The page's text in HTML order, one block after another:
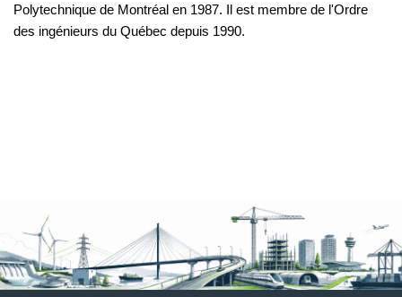
Polytechnique de Montréal en 1987. Il est membre de l'Ordre
des ingénieurs du Québec depuis 1990.